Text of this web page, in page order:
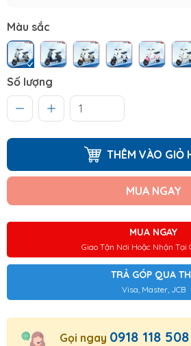
Màu sắc
Số lượng
THÊM VÀO GIỎ
MUA NGAY
MUA NGAY
Giao Tận Nơi Hoặc Nhận Tại
TRẢ GÓP QUA
Visa, Master, JCB
Gọi ngay 0918 118 508